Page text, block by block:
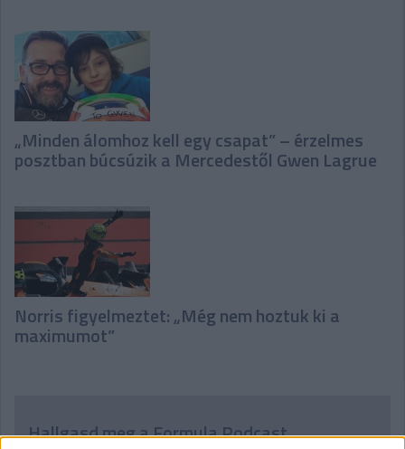
„Minden álomhoz kell egy csapat” – érzelmes
posztban búcsúzik a Mercedestől Gwen Lagrue
Norris figyelmeztet: „Még nem hoztuk ki a
maximumot”
Hallgasd meg a Formula Podcast